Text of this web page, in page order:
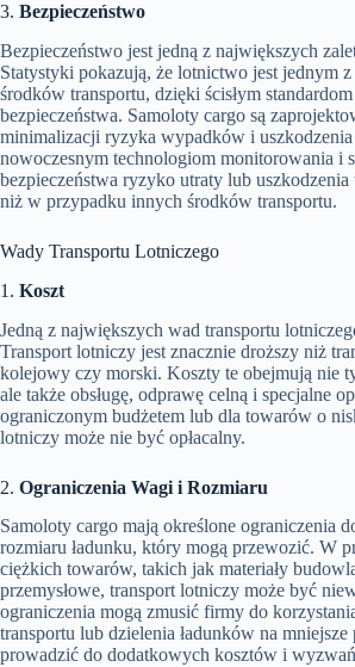
3. Bezpieczeństwo
Bezpieczeństwo jest jedną z największych
Statystyki pokazują, że lotnictwo jest jednym
środków transportu, dzięki ścisłym
bezpieczeństwa. Samoloty cargo są
minimalizacji ryzyka wypadków i
nowoczesnym technologiom monitorowania i
bezpieczeństwa ryzyko utraty lub
niż w przypadku innych środków transportu.
Wady Transportu Lotniczego
1. Koszt
Jedną z największych wad transportu
Transport lotniczy jest znacznie droższy niż
kolejowy czy morski. Koszty te obejmują nie
ale także obsługę, odprawę celną i specjalne
ograniczonym budżetem lub dla towarów o
lotniczy może nie być opłacalny.
2. Ograniczenia Wagi i Rozmiaru
Samoloty cargo mają określone ograniczenia
rozmiaru ładunku, który mogą przewozić. W
ciężkich towarów, takich jak materiały
przemysłowe, transport lotniczy może być
ograniczenia mogą zmusić firmy do
transportu lub dzielenia ładunków na mniejsze
prowadzić do dodatkowych kosztów i